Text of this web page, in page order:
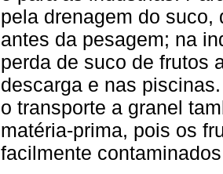
pela drenagem do suco,
antes da pesagem; na
perda de suco de frutos
descarga e nas
o transporte a granel
matéria-prima, pois os
facilmente